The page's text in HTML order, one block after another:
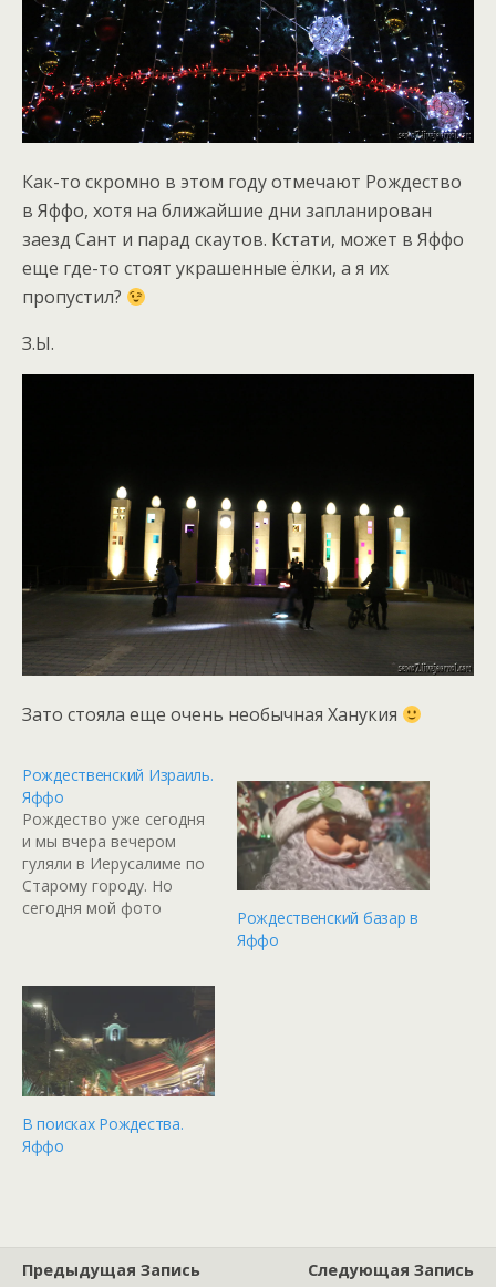
Как-то скромно в этом году отмечают Рождество
в Яффо, хотя на ближайшие дни запланирован
заезд Сант и парад скаутов. Кстати, может в Яффо
еще где-то стоят украшенные ёлки, а я их
пропустил?
З.Ы.
Зато стояла еще очень необычная Ханукия
Рождественский Израиль.
Яффо
Рождество уже сегодня
и мы вчера вечером
гуляли в Иерусалиме по
Старому городу. Но
сегодня мой фото
купившись на
магическое заклинание
Рождественская
Ярмарка! Как-будто нам
этих ярмарок не хватило
стороны у нас уже
традиция каждый…
Рождественский базар в
Яффо
В поисках Рождества.
Яффо
Предыдущая Запись
Следующая Запись